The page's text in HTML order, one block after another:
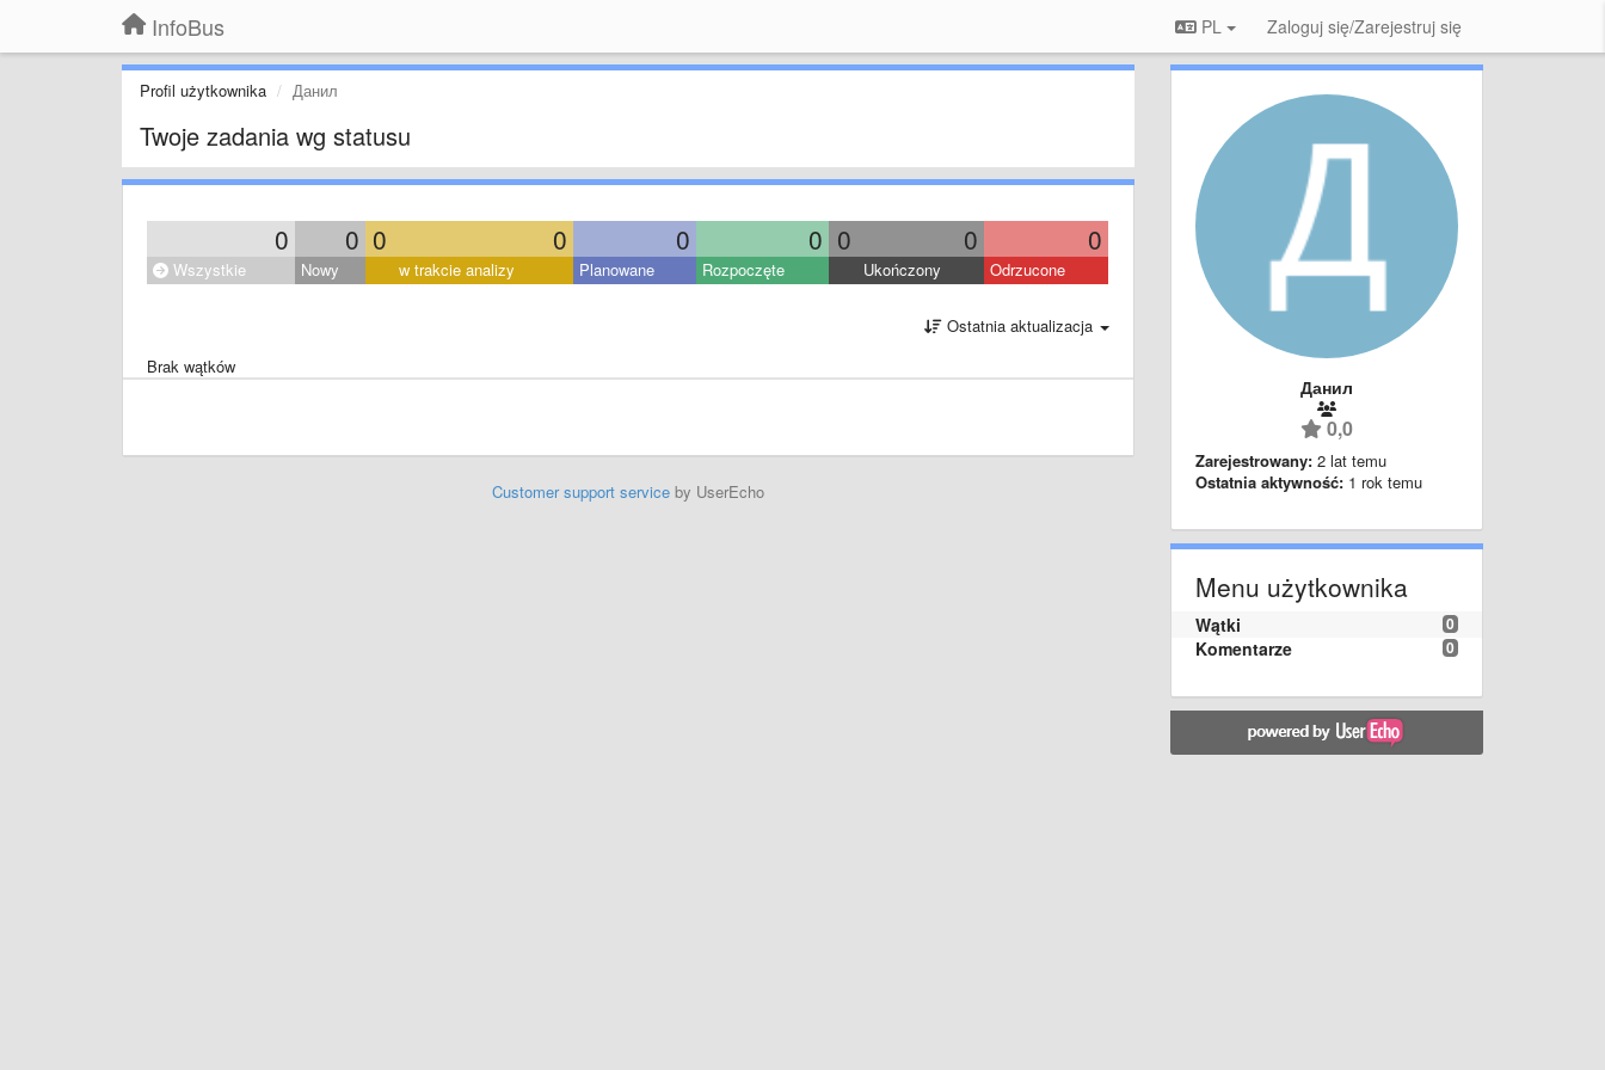
InfoBus PL Zaloguj się/Zarejestruj się
Profil użytkownika Данил
Twoje zadania wg statusu
0 0 0 0 0 0 0 0 0
Wszystkie Nowy w trakcie analizy Planowane Rozpoczęte Ukończony Odrzucone
Ostatnia aktualizacja
Brak wątków
Customer support serviceby UserEcho
Данил
0,0
Zarejestrowany: 2 lat temu
Ostatnia aktywność: 1 rok temu
Menu użytkownika
0
Wątki
0
Komentarze